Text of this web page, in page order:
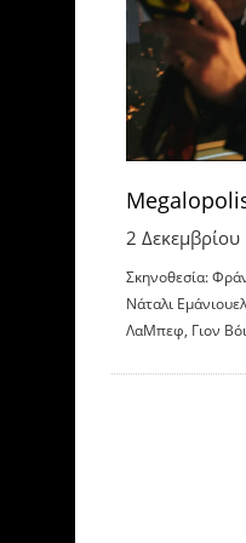
2 Δεκεμβρίου
Σκηνοθεσία:
Νάταλι
ΛαΜπεφ, Γιον